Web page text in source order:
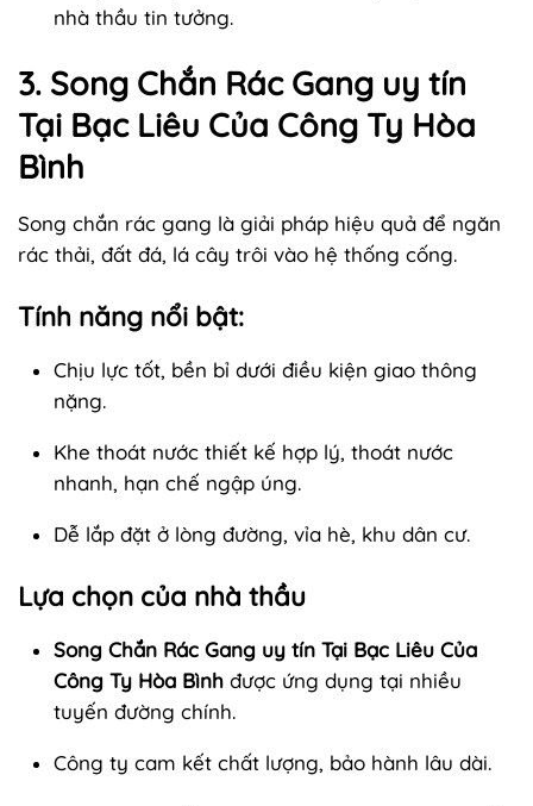
nhà thầu tin tưởng.
3. Song Chắn Rác Gang uy tín
Tại Bạc Liêu Của Công Ty Hòa
Bình
Song chắn rác gang là giải pháp hiệu quả để ngăn
rác thải, đất đá, lá cây trôi vào hệ thống cống.
Tính năng nổi bật:
Chịu lực tốt, bền bỉ dưới điều kiện giao thông
nặng.
Khe thoát nước thiết kế hợp lý, thoát nước
nhanh, hạn chế ngập úng.
Dễ lắp đặt ở lòng đường, vỉa hè, khu dân cư.
Lựa chọn của nhà thầu
Song Chắn Rác Gang uy tín Tại Bạc Liêu Của
Công Ty Hòa Bình được ứng dụng tại nhiều
tuyến đường chính.
Công ty cam kết chất lượng, bảo hành lâu dài.